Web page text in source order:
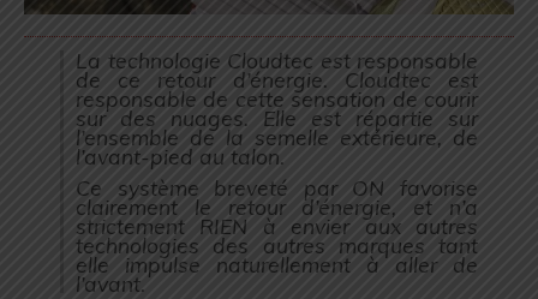
La technologie Cloudtec est responsable
de ce retour d’énergie. Cloudtec est
responsable de cette sensation de courir
sur des nuages. Elle est répartie sur
l’ensemble de la semelle extérieure, de
l’avant-pied au talon.
Ce système breveté par ON favorise
clairement le retour d’énergie, et n’a
strictement RIEN à envier aux autres
technologies des autres marques tant
elle impulse naturellement à aller de
l’avant.